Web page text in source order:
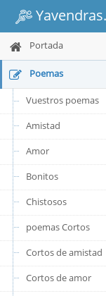
Portada
Poemas
Vuestros poemas
Amistad
Amor
Bonitos
Chistosos
poemas Cortos
Cortos de amistad
Cortos de amor